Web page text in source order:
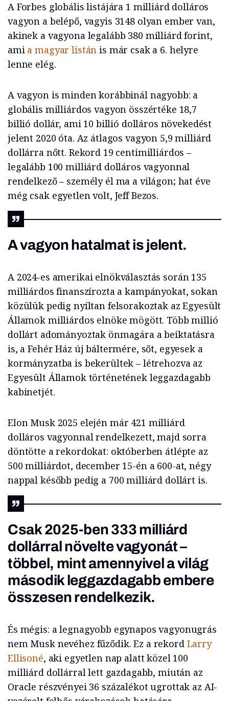
A Forbes globális listájára 1 milliárd dolláros
vagyon a belépő, vagyis 3148 olyan ember van,
akinek a vagyona legalább 380 milliárd forint,
amia magyar listán is már csak a 6. helyre
lenne elég.
A vagyon is minden korábbinál nagyobb: a
globális milliárdos vagyon összértéke 18,7
billió dollár, ami 10 billió dolláros növekedést
jelent 2020 óta. Az átlagos vagyon 5,9 milliárd
dollárra nőtt. Rekord 19 centimilliárdos –
legalább 100 milliárd dolláros vagyonnal
rendelkező – személy él ma a világon; hat éve
még csak egyetlen volt, Jeff Bezos.
A vagyon hatalmat is jelent.
A 2024-es amerikai elnökválasztás során 135
milliárdos finanszírozta a kampányokat, sokan
közülük pedig nyíltan felsorakoztak az Egyesült
Államok milliárdos elnöke mögött. Több millió
dollárt adományoztak önmagára a beiktatásra
is, a Fehér Ház új báltermére, sőt, egyesek a
kormányzatba is bekerültek – létrehozva az
Egyesült Államok történetének leggazdagabb
kabinetjét.
Elon Musk 2025 elején már 421 milliárd
dolláros vagyonnal rendelkezett, majd sorra
döntötte a rekordokat: októberben átlépte az
500 milliárdot, december 15-én a 600-at, négy
nappal később pedig a 700 milliárd dollárt is.
Csak 2025-ben 333 milliárd
dollárral növelte vagyonát –
többel, mint amennyivel a világ
második leggazdagabb embere
összesen rendelkezik.
És mégis: a legnagyobb egynapos vagyonugrás
nem Musk nevéhez fűződik. Ez a rekord Larry
Ellisoné, aki egyetlen nap alatt közel 100
milliárd dollárral lett gazdagabb, miután az
Oracle részvényei 36 százalékot ugrottak az AI-